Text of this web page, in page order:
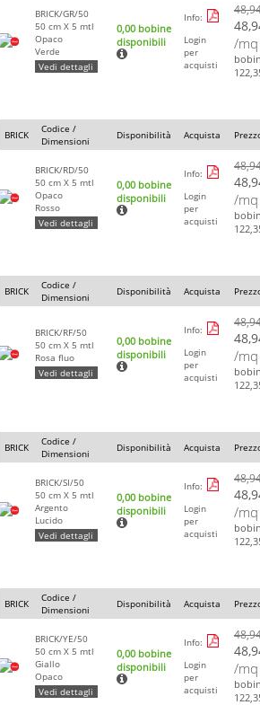
BRICK/GR/50
50 cm X 5 mtl
Opaco
Verde
Vedi dettagli
0,00 bobine
disponibili
Info:
Login
per
acquisti
/mq
BRICK
Codice /
Dimensioni
Disponibilità Acquista
BRICK/RD/50
50 cm X 5 mtl
Opaco
Rosso
Vedi dettagli
0,00 bobine
disponibili
Info:
Login
per
acquisti
/mq
BRICK
Codice /
Dimensioni
Disponibilità Acquista
BRICK/RF/50
50 cm X 5 mtl
Rosa fluo
Vedi dettagli
0,00 bobine
disponibili
Info:
Login
per
acquisti
/mq
BRICK
Codice /
Dimensioni
Disponibilità Acquista
BRICK/SI/50
50 cm X 5 mtl
Argento
Lucido
Vedi dettagli
0,00 bobine
disponibili
Info:
Login
per
acquisti
/mq
BRICK
Codice /
Dimensioni
Disponibilità Acquista
BRICK/YE/50
50 cm X 5 mtl
Giallo
Opaco
Vedi dettagli
0,00 bobine
disponibili
Info:
Login
per
acquisti
/mq